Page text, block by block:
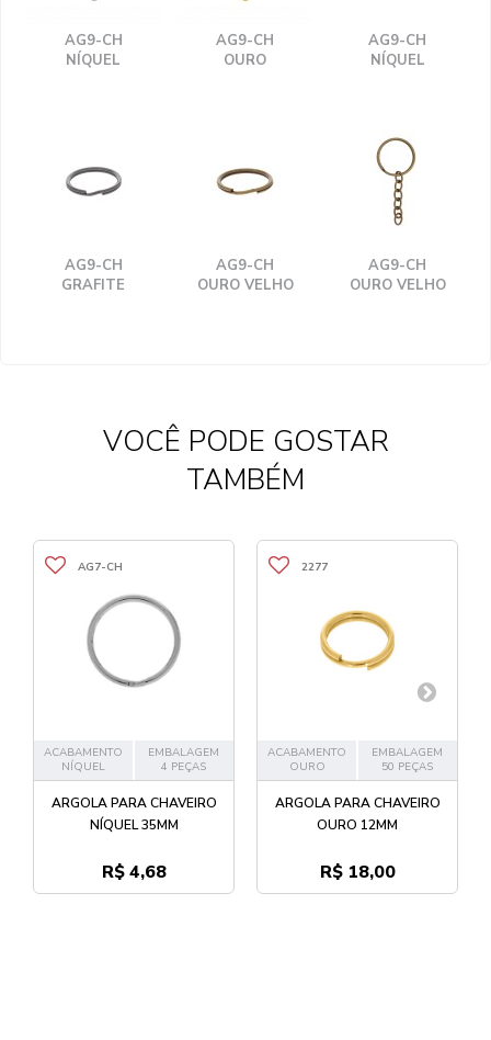
AG9-CH
NÍQUEL
AG9-CH
OURO
AG9-CH
NÍQUEL
AG9-CH
GRAFITE
AG9-CH
OURO VELHO
AG9-CH
OURO VELHO
VOCÊ PODE GOSTAR
TAMBÉM
AG7-CH
ACABAMENTO
NÍQUEL
EMBALAGEM
4 PEÇAS
ARGOLA PARA CHAVEIRO
NÍQUEL 35MM
R$ 4,68
2277
ACABAMENTO
OURO
EMBALAGEM
50 PEÇAS
ARGOLA PARA CHAVEIRO
OURO 12MM
R$ 18,00